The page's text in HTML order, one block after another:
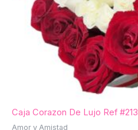
Caja Corazon De Lujo Ref #213
Amor y Amistad